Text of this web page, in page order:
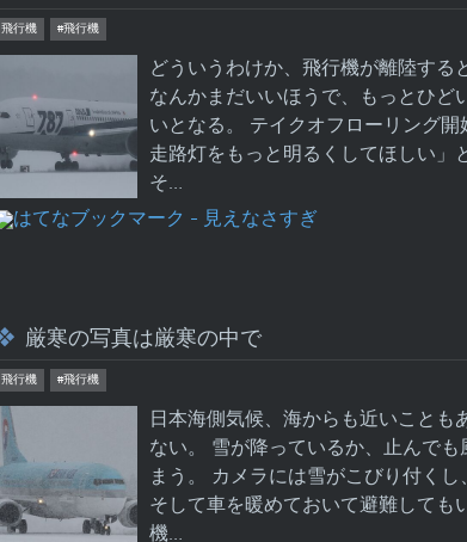
飛行機 #飛行機
どういうわけか、飛行機が離陸する
なんかまだいいほうで、もっとひど
いとなる。 テイクオフローリング
走路灯をもっと明るくしてほしい」
そ…
厳寒の写真は厳寒の中で
飛行機 #飛行機
日本海側気候、海からも近いことも
ない。 雪が降っているか、止んで
まう。 カメラには雪がこびり付くし
そして車を暖めておいて避難しても
機…